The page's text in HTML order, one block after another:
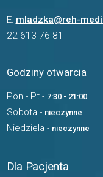
E: mladzka@reh-
22 613 76 81
Godziny otwarcia
Pon - Pt - 7:30 - 21:00
Sobota - nieczynne
Niedziela - nieczynne
Dla Pacjenta